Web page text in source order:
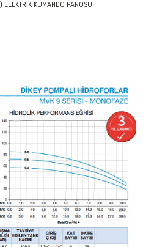
ELEKTRİK KUMANDO PANOSU